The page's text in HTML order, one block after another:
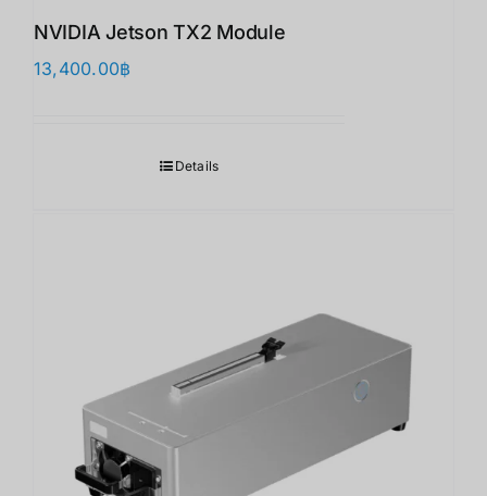
NVIDIA Jetson TX2 Module
13,400.00฿
Details